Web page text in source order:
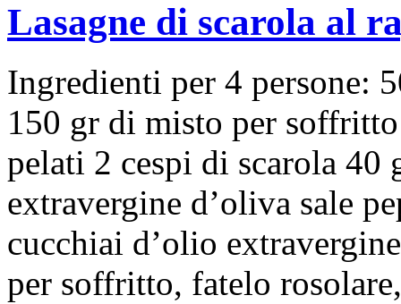
Lasagne di scarola al
Ingredienti per 4 persone:
150 gr di misto per
pelati 2 cespi di scarola
extravergine d’oliva sale
cucchiai d’olio
per soffritto, fatelo